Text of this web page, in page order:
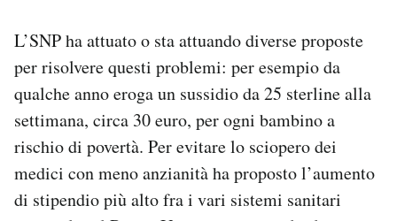
L’SNP ha attuato o sta attuando diverse proposte
per risolvere questi problemi: per esempio da
qualche anno eroga un sussidio da 25 sterline alla
settimana, circa 30 euro, per ogni bambino a
rischio di povertà. Per evitare lo sciopero dei
medici con meno anzianità ha proposto l’aumento
di stipendio più alto fra i vari sistemi sanitari